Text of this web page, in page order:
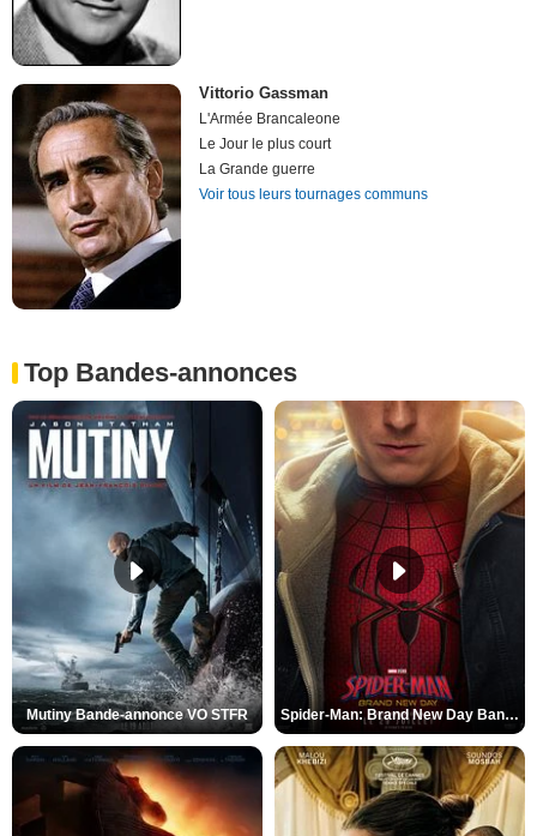
Vittorio Gassman
L'Armée Brancaleone
Le Jour le plus court
La Grande guerre
Voir tous leurs tournages communs
Top Bandes-annonces
Mutiny Bande-annonce VO STFR Spider-Man: Brand New Day Bande-annonce VO STFR